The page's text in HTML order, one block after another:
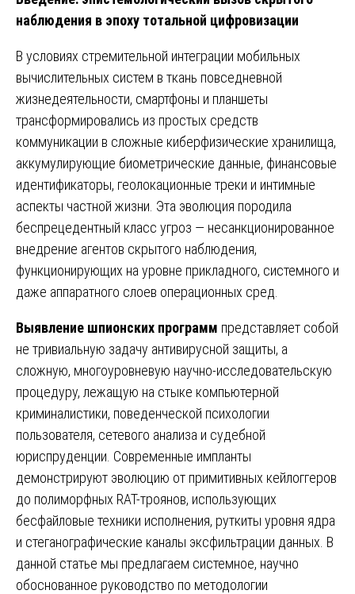
наблюдения в эпоху тотальной цифровизации
В условиях стремительной интеграции мобильных
вычислительных систем в ткань повседневной
жизнедеятельности, смартфоны и планшеты
трансформировались из простых средств
коммуникации в сложные киберфизические хранилища,
аккумулирующие биометрические данные, финансовые
идентификаторы, геолокационные треки и интимные
аспекты частной жизни. Эта эволюция породила
беспрецедентный класс угроз — несанкционированное
внедрение агентов скрытого наблюдения,
функционирующих на уровне прикладного, системного и
даже аппаратного слоев операционных сред.
Выявление шпионских программ представляет собой
не тривиальную задачу антивирусной защиты, а
сложную, многоуровневую научно-исследовательскую
процедуру, лежащую на стыке компьютерной
криминалистики, поведенческой психологии
пользователя, сетевого анализа и судебной
юриспруденции. Современные импланты
демонстрируют эволюцию от примитивных кейлоггеров
до полиморфных RAT-троянов, использующих
бесфайловые техники исполнения, руткиты уровня ядра
и стеганографические каналы эксфильтрации данных. В
данной статье мы предлагаем системное, научно
обоснованное руководство по методологии